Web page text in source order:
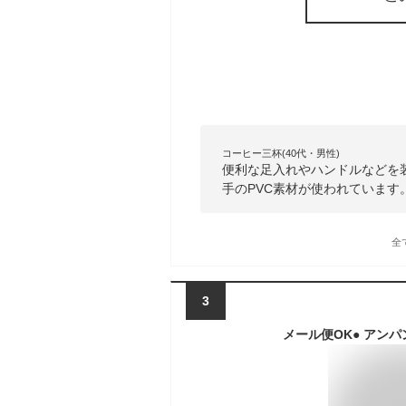
コーヒー三杯(40代・男性)
便利な足入れやハンドルなど
手のPVC素材が使われています
全
3